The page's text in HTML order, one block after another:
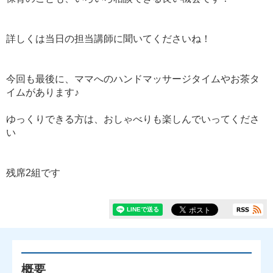
詳しくは当日の担当講師に聞いてくださいね！
今回も最後に、ママへのハンドマッサージタイムやお茶タ
イムがあります♪
ゆっくりできる方は、おしゃべりも楽しんでいってくださ
い
残席2組です
概要